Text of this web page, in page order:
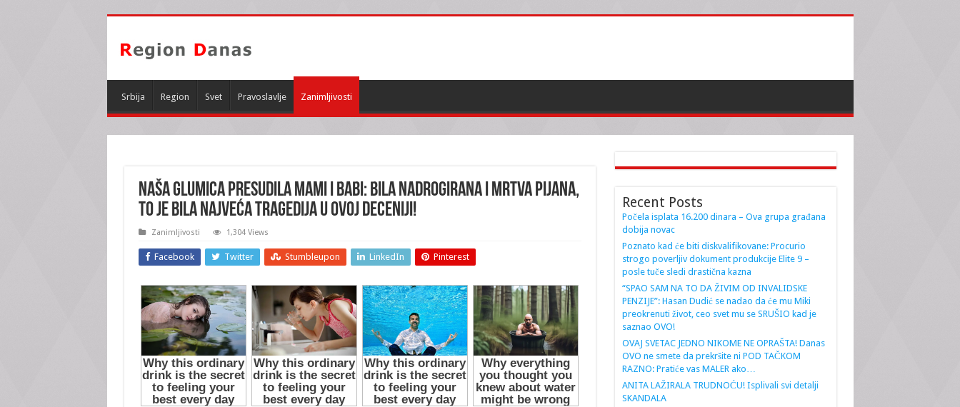
Srbija Region Svet Pravoslavlje Zanimljivosti
NAŠA GLUMICA PRESUDILA MAMI I BABI: Bila NADROGIRANA I MRTVA PIJANA,
to je bila NAJVEĆA TRAGEDIJA u OVOJ DECENIJI!
Zanimljivosti 1,304 Views
Facebook Twitter Stumbleupon LinkedIn Pinterest
Recent Posts
Počela isplata 16.200 dinara – Ova grupa građana
dobija novac
Poznato kad će biti diskvalifikovane: Procurio
strogo poverljiv dokument produkcije Elite 9 –
posle tuče sledi drastična kazna
“SPAO SAM NA TO DA ŽIVIM OD INVALIDSKE
PENZIJE”: Hasan Dudić se nadao da će mu Miki
preokrenuti život, ceo svet mu se SRUŠIO kad je
saznao OVO!
OVAJ SVETAC JEDNO NIKOME NE OPRAŠTA! Danas
OVO ne smete da prekršite ni POD TAČKOM
RAZNO: Pratiće vas MALER ako…
ANITA LAŽIRALA TRUDNOĆU! Isplivali svi detalji
SKANDALA